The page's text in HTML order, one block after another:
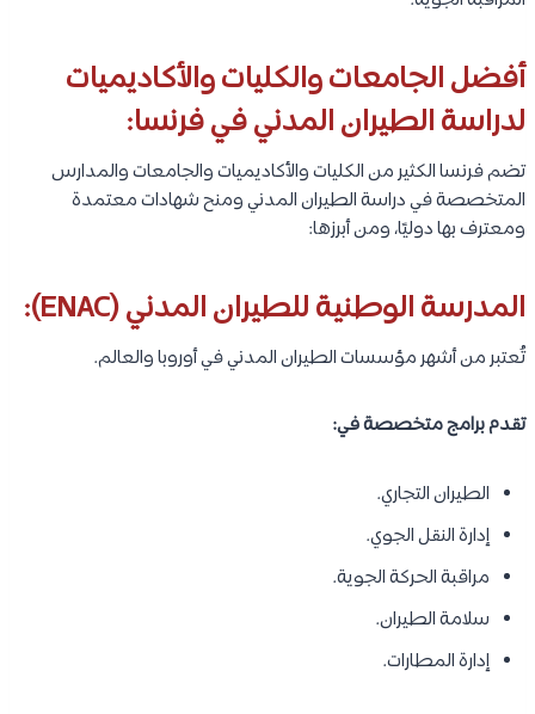
أفضل الجامعات والكليات والأكاديميات
لدراسة الطيران المدني في فرنسا:
تضم فرنسا الكثير من الكليات والأكاديميات والجامعات والمدارس
المتخصصة في دراسة الطيران المدني ومنح شهادات معتمدة
ومعترف بها دوليًا، ومن أبرزها:
المدرسة الوطنية للطيران المدني (ENAC):
تُعتبر من أشهر مؤسسات الطيران المدني في أوروبا والعالم.
تقدم برامج متخصصة في:
الطيران التجاري.
إدارة النقل الجوي.
مراقبة الحركة الجوية.
سلامة الطيران.
إدارة المطارات.